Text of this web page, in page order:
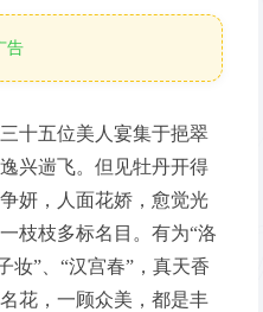
十五位美人宴集于挹翠
兴遄飞。但见牡丹开得
妍，人面花娇，愈觉光
枝枝多标名目。有为“洛
妆”、“汉宫春”，真天香
花，一顾众美，都是丰